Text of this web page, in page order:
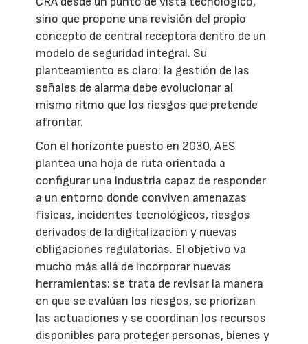
sino que propone una revisión del propio
concepto de central receptora dentro de un
modelo de seguridad integral. Su
planteamiento es claro: la gestión de las
señales de alarma debe evolucionar al
mismo ritmo que los riesgos que pretende
afrontar.
Con el horizonte puesto en 2030, AES
plantea una hoja de ruta orientada a
configurar una industria capaz de responder
a un entorno donde conviven amenazas
físicas, incidentes tecnológicos, riesgos
derivados de la digitalización y nuevas
obligaciones regulatorias. El objetivo va
mucho más allá de incorporar nuevas
herramientas: se trata de revisar la manera
en que se evalúan los riesgos, se priorizan
las actuaciones y se coordinan los recursos
disponibles para proteger personas, bienes y